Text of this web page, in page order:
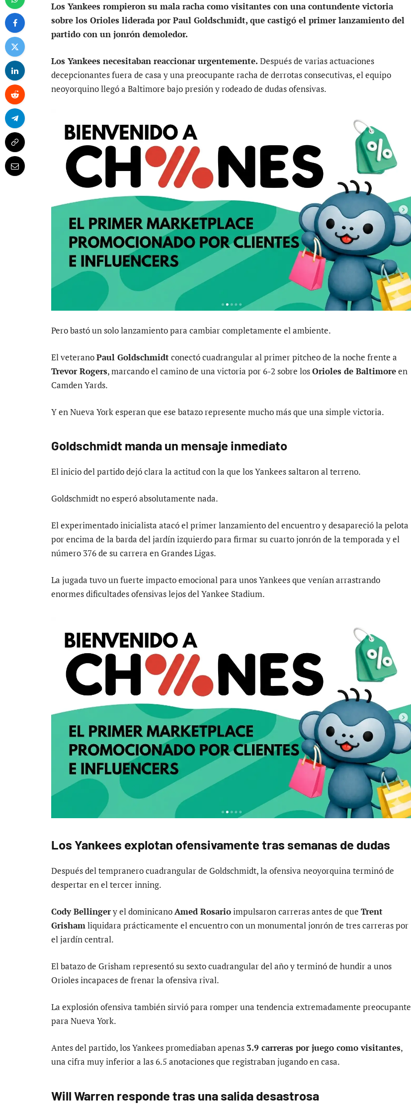
Los Yankees rompieron su mala racha como visitantes con una contundente victoria
sobre los Orioles liderada por Paul Goldschmidt, que castigó el primer lanzamiento del
partido con un jonrón demoledor.
Los Yankees necesitaban reaccionar urgentemente. Después de varias actuaciones
decepcionantes fuera de casa y una preocupante racha de derrotas consecutivas, el equipo
neoyorquino llegó a Baltimore bajo presión y rodeado de dudas ofensivas.
Pero bastó un solo lanzamiento para cambiar completamente el ambiente.
El veteranoPaul Goldschmidtconectó cuadrangular al primer pitcheo de la noche frente a
Trevor Rogers, marcando el camino de una victoria por 6-2 sobre losOrioles de Baltimoreen
Camden Yards.
Y en Nueva York esperan que ese batazo represente mucho más que una simple victoria.
Goldschmidt manda un mensaje inmediato
El inicio del partido dejó clara la actitud con la que los Yankees saltaron al terreno.
Goldschmidt no esperó absolutamente nada.
El experimentado inicialista atacó el primer lanzamiento del encuentro y desapareció la pelota
por encima de la barda del jardín izquierdo para firmar su cuarto jonrón de la temporada y el
número 376 de su carrera en Grandes Ligas.
La jugada tuvo un fuerte impacto emocional para unos Yankees que venían arrastrando
enormes dificultades ofensivas lejos del Yankee Stadium.
Los Yankees explotan ofensivamente tras semanas de dudas
Después del tempranero cuadrangular de Goldschmidt, la ofensiva neoyorquina terminó de
despertar en el tercer inning.
Cody Bellingery el dominicanoAmed Rosarioimpulsaron carreras antes de que Trent
Grishamliquidara prácticamente el encuentro con un monumental jonrón de tres carreras por
el jardín central.
El batazo de Grisham representó su sexto cuadrangular del año y terminó de hundir a unos
Orioles incapaces de frenar la ofensiva rival.
La explosión ofensiva también sirvió para romper una tendencia extremadamente preocupante
para Nueva York.
Antes del partido, los Yankees promediaban apenas 3.9 carreras por juego como visitantes,
una cifra muy inferior a las 6.5 anotaciones que registraban jugando en casa.
Will Warren responde tras una salida desastrosa